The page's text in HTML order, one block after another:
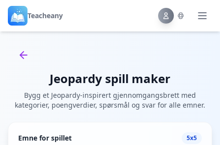
Teacheany
Back to tools
Jeopardy spill maker
Bygg et Jeopardy-inspirert gjennomgangsbrett med
kategorier, poengverdier, spørsmål og svar for alle emner.
Emne for spillet 5x5